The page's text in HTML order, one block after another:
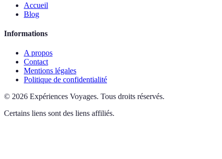
Accueil
Blog
Informations
A propos
Contact
Mentions légales
Politique de confidentialité
© 2026 Expériences Voyages. Tous droits réservés.
Certains liens sont des liens affiliés.